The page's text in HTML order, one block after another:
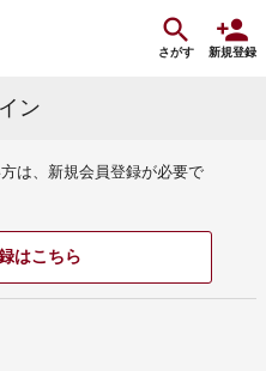
さがす 新規登録
ン
は、新規会員登録が必要で
はこちら